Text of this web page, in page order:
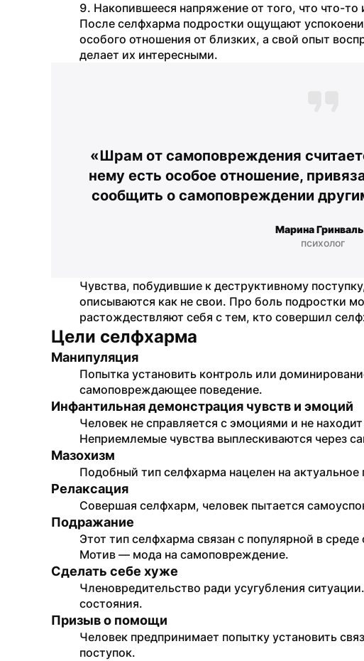
Накопившееся напряжение от того, что что-
После селфхарма подростки ощущают
особого отношения от близких, а свой опыт
делает их интересными.
«Шрам от самоповреждения
нему есть особое отношение,
сообщить о самоповреждении
Марина
психолог
Чувства, побудившие к деструктивному
описываются как не свои. Про боль подростки
растождествляют себя с тем, кто совершил
Цели селфхарма
Манипуляция
Попытка установить контроль или
самоповреждающее поведение.
Инфантильная демонстрация чувств и эмоций
Человек не справляется с эмоциями и не
Неприемлемые чувства выплескиваются через
Мазохизм
Подобный тип селфхарма нацелен на
Релаксация
Совершая селфхарм, человек пытается
Подражание
Этот тип селфхарма связан с популярной в
Мотив — мода на самоповреждение.
Сделать себе хуже
Членовредительство ради усугубления
состояния.
Призыв о помощи
Человек предпринимает попытку установить
поступок.